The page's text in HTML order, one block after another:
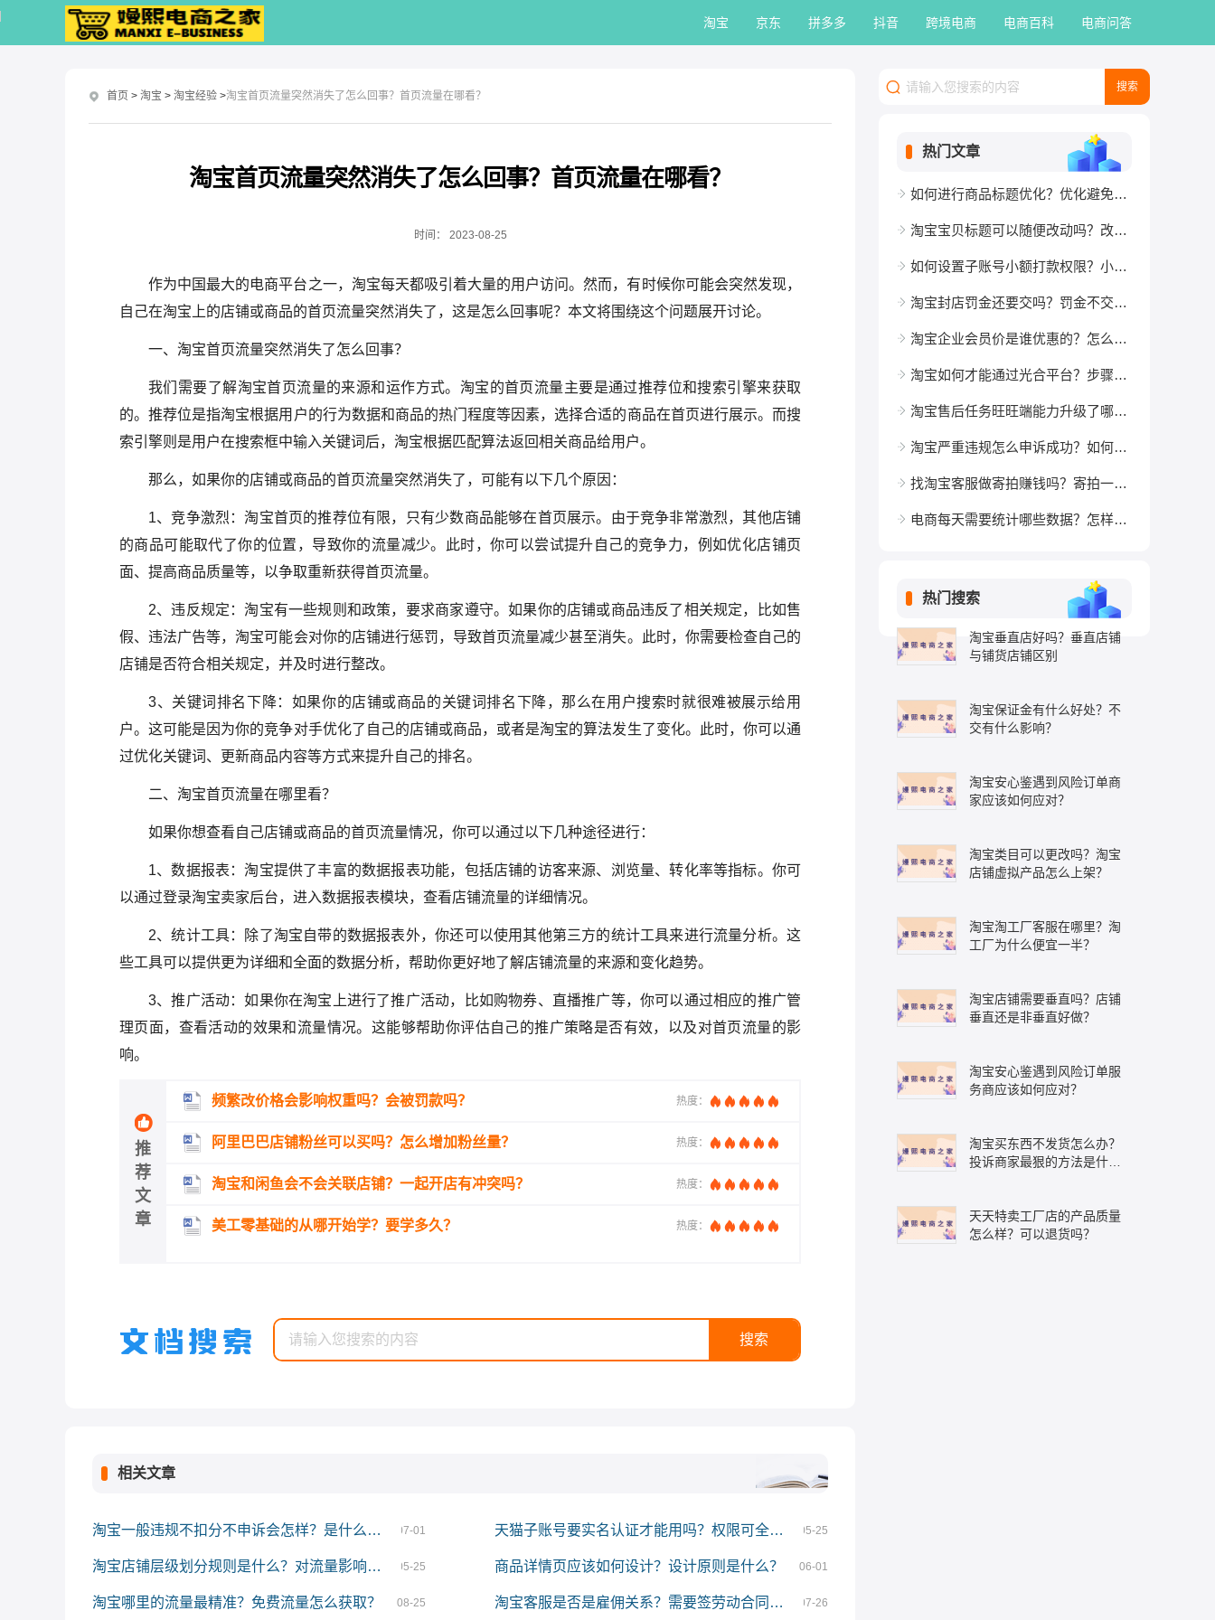
淘宝 京东 拼多多 抖音 跨境电商 电商百科 电商问答
首页 > 淘宝 > 淘宝经验 >淘宝首页流量突然消失了怎么回事？首页流量在哪看？
淘宝首页流量突然消失了怎么回事？首页流量在哪看？
时间： 2023-08-25
作为中国最大的电商平台之一，淘宝每天都吸引着大量的用户访问。然而，有时候你可能会突然发现，
自己在淘宝上的店铺或商品的首页流量突然消失了，这是怎么回事呢？本文将围绕这个问题展开讨论。
一、淘宝首页流量突然消失了怎么回事？
我们需要了解淘宝首页流量的来源和运作方式。淘宝的首页流量主要是通过推荐位和搜索引擎来获取
的。推荐位是指淘宝根据用户的行为数据和商品的热门程度等因素，选择合适的商品在首页进行展示。而搜
索引擎则是用户在搜索框中输入关键词后，淘宝根据匹配算法返回相关商品给用户。
那么，如果你的店铺或商品的首页流量突然消失了，可能有以下几个原因：
1、竞争激烈：淘宝首页的推荐位有限，只有少数商品能够在首页展示。由于竞争非常激烈，其他店铺
的商品可能取代了你的位置，导致你的流量减少。此时，你可以尝试提升自己的竞争力，例如优化店铺页
面、提高商品质量等，以争取重新获得首页流量。
2、违反规定：淘宝有一些规则和政策，要求商家遵守。如果你的店铺或商品违反了相关规定，比如售
假、违法广告等，淘宝可能会对你的店铺进行惩罚，导致首页流量减少甚至消失。此时，你需要检查自己的
店铺是否符合相关规定，并及时进行整改。
3、关键词排名下降：如果你的店铺或商品的关键词排名下降，那么在用户搜索时就很难被展示给用
户。这可能是因为你的竞争对手优化了自己的店铺或商品，或者是淘宝的算法发生了变化。此时，你可以通
过优化关键词、更新商品内容等方式来提升自己的排名。
二、淘宝首页流量在哪里看？
如果你想查看自己店铺或商品的首页流量情况，你可以通过以下几种途径进行：
1、数据报表：淘宝提供了丰富的数据报表功能，包括店铺的访客来源、浏览量、转化率等指标。你可
以通过登录淘宝卖家后台，进入数据报表模块，查看店铺流量的详细情况。
2、统计工具：除了淘宝自带的数据报表外，你还可以使用其他第三方的统计工具来进行流量分析。这
些工具可以提供更为详细和全面的数据分析，帮助你更好地了解店铺流量的来源和变化趋势。
3、推广活动：如果你在淘宝上进行了推广活动，比如购物券、直播推广等，你可以通过相应的推广管
理页面，查看活动的效果和流量情况。这能够帮助你评估自己的推广策略是否有效，以及对首页流量的影
响。
推
荐
文
章
频繁改价格会影响权重吗？会被罚款吗？ 热度：
阿里巴巴店铺粉丝可以买吗？怎么增加粉丝量？ 热度：
淘宝和闲鱼会不会关联店铺？一起开店有冲突吗？ 热度：
美工零基础的从哪开始学？要学多久？ 热度：
相关文章
淘宝一般违规不扣分不申诉会怎样？是什么原因？ 07-01 天猫子账号要实名认证才能用吗？权限可全打开吗？ 05-25
淘宝店铺层级划分规则是什么？对流量影响有多大？ 05-25 商品详情页应该如何设计？设计原则是什么？ 06-01
淘宝哪里的流量最精准？免费流量怎么获取？ 08-25 淘宝客服是否是雇佣关系？需要签劳动合同吗？ 07-26
热门文章
如何进行商品标题优化？优化避免误区有哪些？
淘宝宝贝标题可以随便改动吗？改一个字有影响么？
如何设置子账号小额打款权限？小额打款是从哪里出钱？
淘宝封店罚金还要交吗？罚金不交有什么后果？
淘宝企业会员价是谁优惠的？怎么弄到？
淘宝如何才能通过光合平台？步骤介绍
淘宝售后任务旺旺端能力升级了哪些地方？
淘宝严重违规怎么申诉成功？如何解封？
找淘宝客服做寄拍赚钱吗？寄拍一个月能挣多钱？
电商每天需要统计哪些数据？怎样统计电商销售数据？
热门搜索
淘宝垂直店好吗？垂直店铺
与铺货店铺区别
淘宝保证金有什么好处？不
交有什么影响？
淘宝安心鉴遇到风险订单商
家应该如何应对？
淘宝类目可以更改吗？淘宝
店铺虚拟产品怎么上架？
淘宝淘工厂客服在哪里？淘
工厂为什么便宜一半？
淘宝店铺需要垂直吗？店铺
垂直还是非垂直好做？
淘宝安心鉴遇到风险订单服
务商应该如何应对？
淘宝买东西不发货怎么办？
投诉商家最狠的方法是什
天天特卖工厂店的产品质量
怎么样？可以退货吗？